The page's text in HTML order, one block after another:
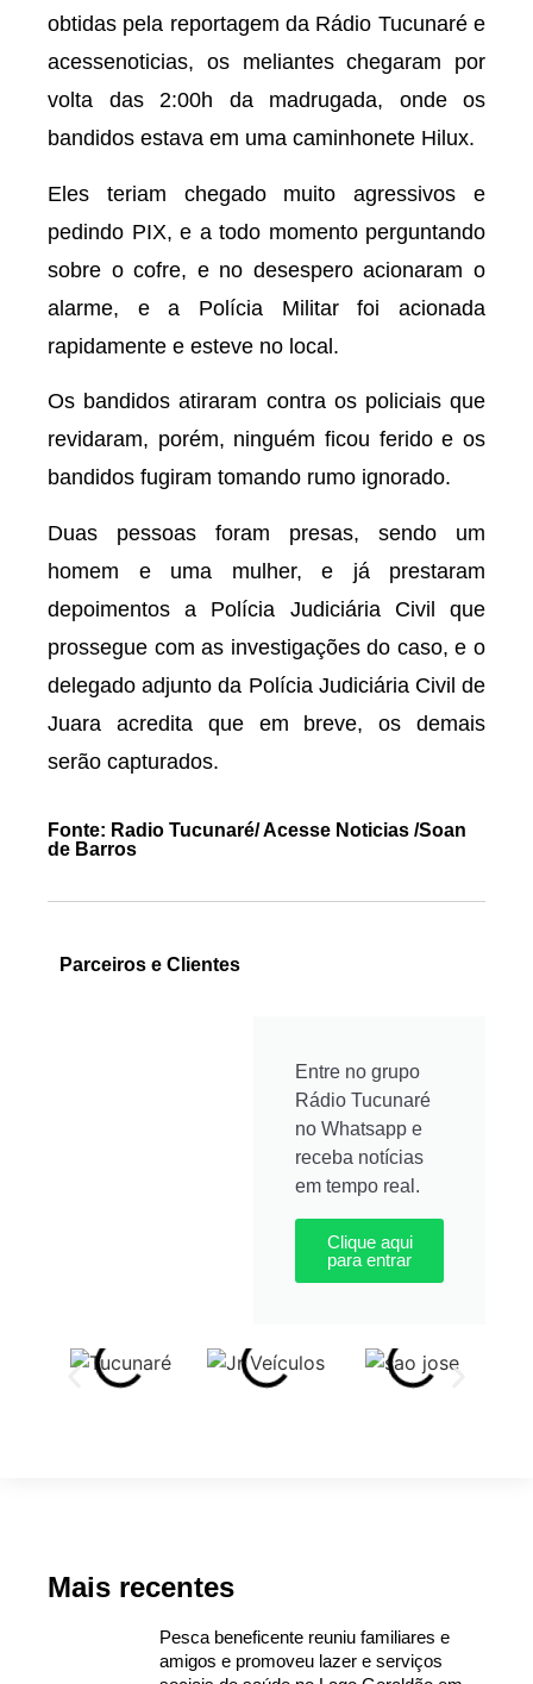
obtidas pela reportagem da Rádio Tucunaré e
acessenoticias, os meliantes chegaram por
volta das 2:00h da madrugada, onde os
bandidos estava em uma caminhonete Hilux.
Eles teriam chegado muito agressivos e
pedindo PIX, e a todo momento perguntando
sobre o cofre, e no desespero acionaram o
alarme, e a Polícia Militar foi acionada
rapidamente e esteve no local.
Os bandidos atiraram contra os policiais que
revidaram, porém, ninguém ficou ferido e os
bandidos fugiram tomando rumo ignorado.
Duas pessoas foram presas, sendo um
homem e uma mulher, e já prestaram
depoimentos a Polícia Judiciária Civil que
prossegue com as investigações do caso, e o
delegado adjunto da Polícia Judiciária Civil de
Juara acredita que em breve, os demais
serão capturados.
Fonte: Radio Tucunaré/ Acesse Noticias /Soan
de Barros
Parceiros e Clientes
Entre no grupo
Rádio Tucunaré
no Whatsapp e
receba notícias
em tempo real.
Clique aqui
para entrar
Mais recentes
Pesca beneficente reuniu familiares e
amigos e promoveu lazer e serviços